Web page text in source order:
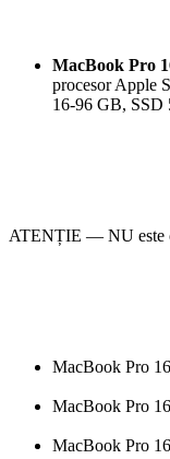
MacBook Pro
procesor Apple
16-96 GB, SSD
ATENȚIE — NU este
MacBook Pro
MacBook Pro
MacBook Pro